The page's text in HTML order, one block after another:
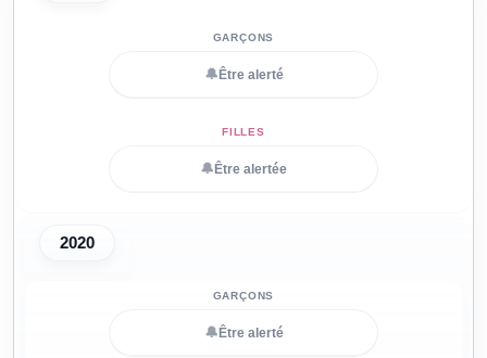
🔔 Être alerté
🔔 Être alertée
2020
🔔 Être alerté